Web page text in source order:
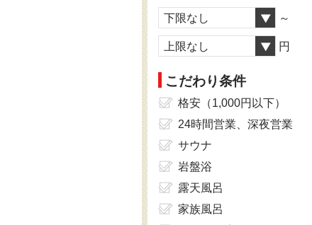
下限なし ～
上限なし 円
こだわり条件
格安（1,000円以下）
24時間営業、深夜営業
サウナ
岩盤浴
露天風呂
家族風呂